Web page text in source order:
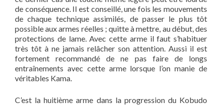
de conséquence. Il est conseillé, une fois les mouvements
de chaque technique assimilés, de passer le plus tôt
possible aux armes réelles ; quitte à mettre, au début, des
protections de lame. Avec cette arme il faut s’habituer
très tôt à ne jamais relâcher son attention. Aussi il est
fortement recommandé de ne pas faire de longs
entraînements avec cette arme lorsque l’on manie de
véritables Kama.
C’est la huitième arme dans la progression du Kobudo